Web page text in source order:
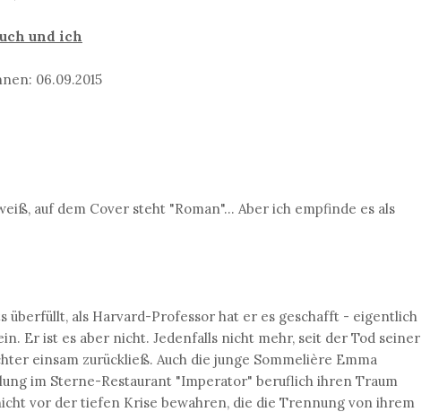
und ich
06.09.2015
auf dem Cover steht "Roman"... Aber ich empfinde es als
überfüllt, als Harvard-Professor hat er es geschafft - eigentlich
Er ist es aber nicht. Jedenfalls nicht mehr, seit der Tod seiner
einsam zurückließ. Auch die junge Sommelière Emma
im Sterne-Restaurant "Imperator" beruflich ihren Traum
vor der tiefen Krise bewahren, die die Trennung von ihrem